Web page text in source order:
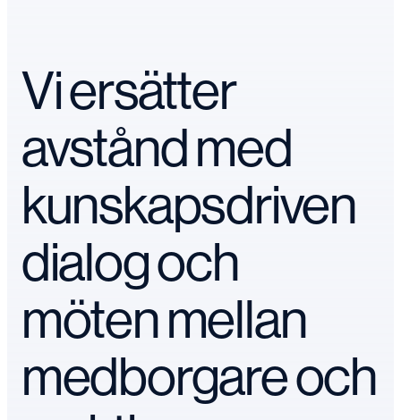
Vi ersätter
avstånd med
kunskapsdriven
dialog och
möten mellan
medborgare och